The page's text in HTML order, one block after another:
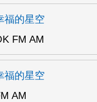
福的星空
FM AM
福的星空
AM